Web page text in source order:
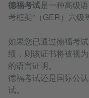
德福考试是一种高级
考框架”（GER）六级
如果您已通过德福考
绩，则该证书将被视
的语言证明。
德福考试还是国际公
试。